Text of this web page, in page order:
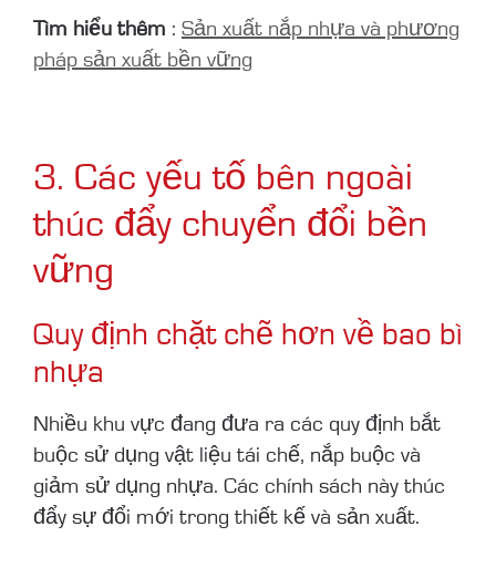
Tìm hiểu thêm : Sản xuất nắp nhựa và phương
pháp sản xuất bền vững
3. Các yếu tố bên ngoài
thúc đẩy chuyển đổi bền
vững
Quy định chặt chẽ hơn về bao bì
nhựa
Nhiều khu vực đang đưa ra các quy định bắt
buộc sử dụng vật liệu tái chế, nắp buộc và
giảm sử dụng nhựa. Các chính sách này thúc
đẩy sự đổi mới trong thiết kế và sản xuất.